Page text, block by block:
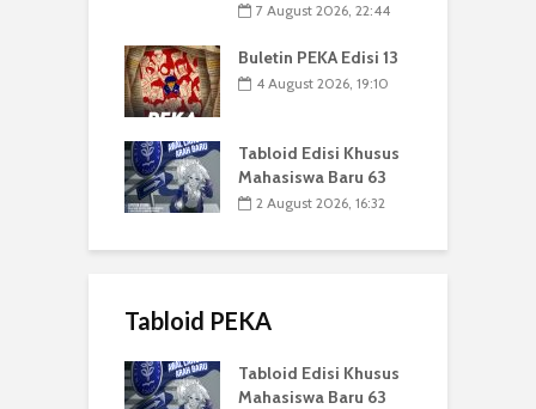
7 August 2026, 22:44
Buletin PEKA Edisi 13
4 August 2026, 19:10
Tabloid Edisi Khusus
Mahasiswa Baru 63
2 August 2026, 16:32
Tabloid PEKA
Tabloid Edisi Khusus
Mahasiswa Baru 63